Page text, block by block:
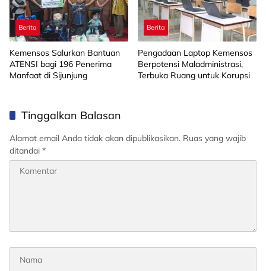
Berita
Kemensos Salurkan Bantuan
ATENSI bagi 196 Penerima
Manfaat di Sijunjung
Berita
Pengadaan Laptop Kemensos
Berpotensi Maladministrasi,
Terbuka Ruang untuk Korupsi
Tinggalkan Balasan
Alamat email Anda tidak akan dipublikasikan. Ruas yang wajib
ditandai *